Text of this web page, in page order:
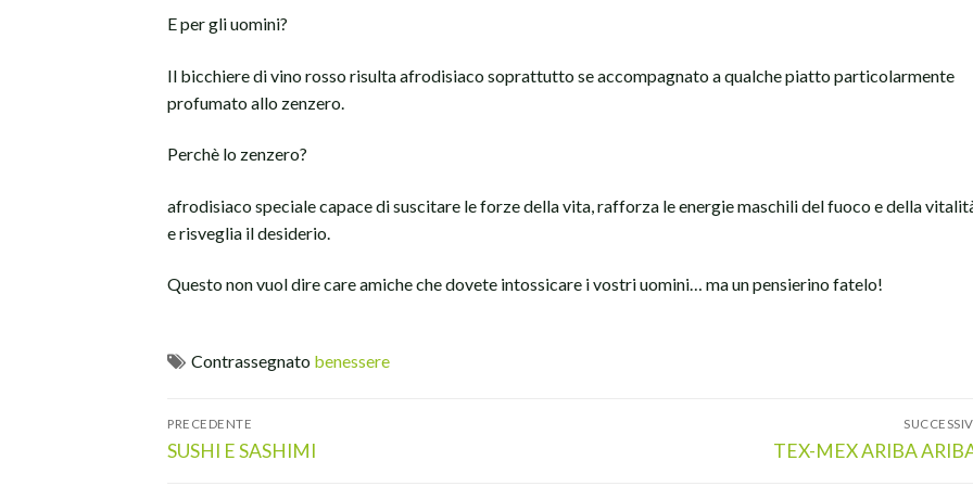
E per gli uomini?
Il bicchiere di vino rosso risulta afrodisiaco soprattutto se accompagnato a qualche piatto particolarmente
profumato allo zenzero.
Perchè lo zenzero?
afrodisiaco speciale capace di suscitare le forze della vita, rafforza le energie maschili del fuoco e della
e risveglia il desiderio.
Questo non vuol dire care amiche che dovete intossicare i vostri uomini… ma un pensierino fatelo!
Contrassegnato benessere
Navigazione
articoli
PRECEDENTE
Articolo
SUSHI E SASHIMI
Articolo
TEX-MEX ARIBA